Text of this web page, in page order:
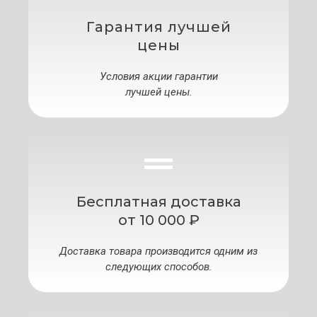
Гарантия лучшей
цены
Условия акции гарантии
лучшей цены.
Бесплатная доставка
от 10 000 ₽
Доставка товара производится одним из
следующих способов.